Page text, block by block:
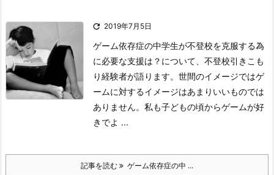
 2019年7月5日
ゲーム依存症の中学生が不登校を克服する為
に必要な支援は？について、不登校引きこも
り経験者が語ります。 世間のイメージではゲ
ームに対するイメージはあまりいいものでは
ありません。 私も子どもの頃からゲームが好
きでよ ...
記事を読む ゲーム依存症の中 ...